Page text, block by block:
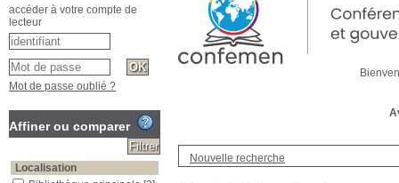
Nouvelle recherche
accéder à votre compte de
lecteur
Mot de passe oublié ?
Affiner ou comparer
Localisation